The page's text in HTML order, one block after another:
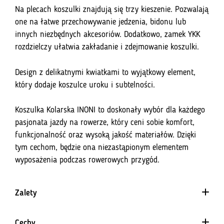
Na plecach koszulki znajdują się trzy kieszenie. Pozwalają
one na łatwe przechowywanie jedzenia, bidonu lub
innych niezbędnych akcesoriów. Dodatkowo, zamek YKK
rozdzielczy ułatwia zakładanie i zdejmowanie koszulki.
Design z delikatnymi kwiatkami to wyjątkowy element,
który dodaje koszulce uroku i subtelności.
Koszulka Kolarska INONI to doskonały wybór dla każdego
pasjonata jazdy na rowerze, który ceni sobie komfort,
funkcjonalność oraz wysoką jakość materiałów. Dzięki
tym cechom, będzie ona niezastąpionym elementem
wyposażenia podczas rowerowych przygód.
Zalety